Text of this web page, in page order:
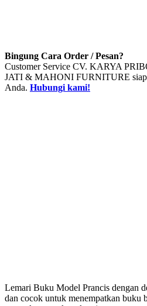
Bingung Cara Order / Pesan?
Customer Service CV. KARYA
JATI & MAHONI FURNITURE siap
Anda. Hubungi kami!
Lemari Buku Model Prancis dengan
dan cocok untuk menempatkan buku